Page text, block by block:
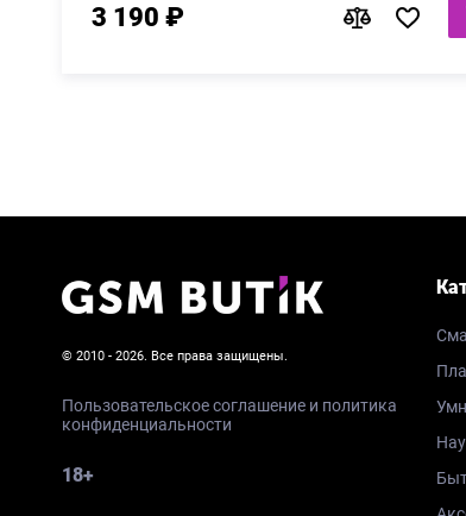
3 190 ₽
© 2010 - 2026. Все права защищены.
Пользовательское соглашение и политика
конфиденциальности
18+